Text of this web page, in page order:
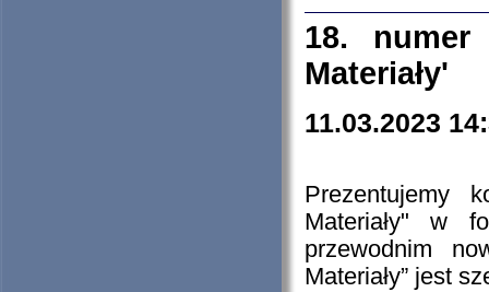
18. numer
Materiały'
11.03.2023
Prezentujemy
Materiały" w
przewodnim
Materiały” jest